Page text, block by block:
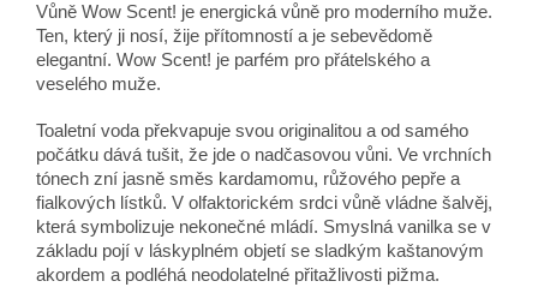
Vůně Wow Scent! je energická vůně pro moderního muže.
Ten, který ji nosí, žije přítomností a je sebevědomě
elegantní. Wow Scent! je parfém pro přátelského a
veselého muže.
Toaletní voda překvapuje svou originalitou a od samého
počátku dává tušit, že jde o nadčasovou vůni. Ve vrchních
tónech zní jasně směs kardamomu, růžového pepře a
fialkových lístků. V olfaktorickém srdci vůně vládne šalvěj,
která symbolizuje nekonečné mládí. Smyslná vanilka se v
základu pojí v láskyplném objetí se sladkým kaštanovým
akordem a podléhá neodolatelné přitažlivosti pižma.